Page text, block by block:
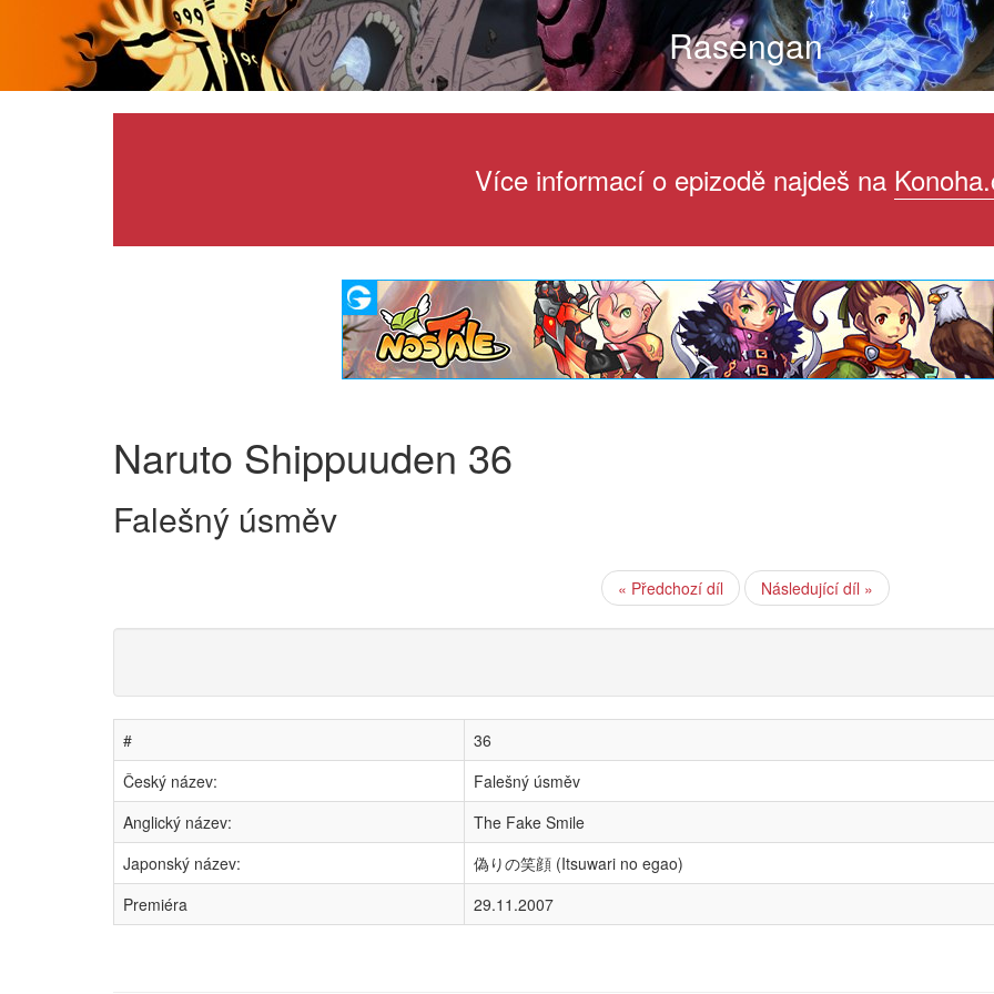
Rasengan
Více informací o epizodě najdeš na
Naruto Shippuuden 36
Falešný úsměv
« Předchozí díl Následující díl »
#
36
Český název:
Falešný úsměv
Anglický název:
The Fake Smile
Japonský název:
偽りの笑顔 (Itsuwari no egao)
Premiéra
29.11.2007